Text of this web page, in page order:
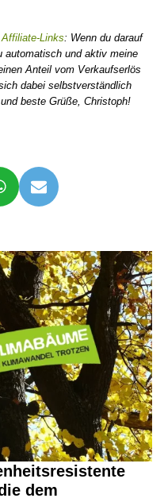
Affiliate-Links: Wenn du darauf
und aktiv meine
Anteil vom Verkaufserlös
dabei selbstverständlich
beste Grüße, Christoph!
dem